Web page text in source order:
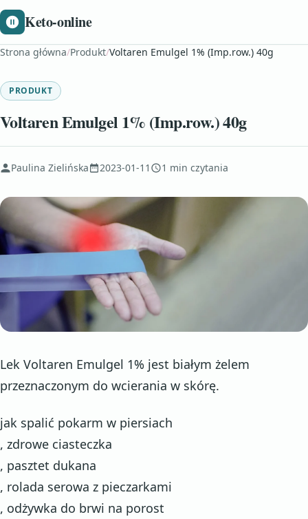
Keto-online
Strona główna/Produkt/Voltaren Emulgel 1% (Imp.row.) 40g
PRODUKT
Voltaren Emulgel 1% (Imp.row.) 40g
Paulina Zielińska 2023-01-11 1 min czytania
Lek Voltaren Emulgel 1% jest białym żelem
przeznaczonym do wcierania w skórę.
jak spalić pokarm w piersiach
, zdrowe ciasteczka
, pasztet dukana
, rolada serowa z pieczarkami
, odżywka do brwi na porost